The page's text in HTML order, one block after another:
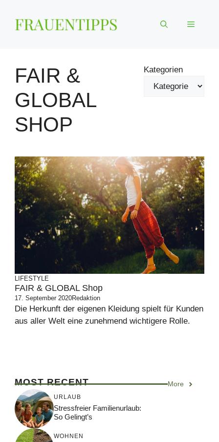
Inhalt
springen
Menü
FAIR &
GLOBAL
SHOP
Kategorien
LIFESTYLE
FAIR & GLOBAL Shop
17. September 2020Redaktion
Die Herkunft der eigenen Kleidung spielt für Kunden
aus aller Welt eine zunehmend wichtigere Rolle.
MOST RECENT More
URLAUB
Stressfreier Familienurlaub:
So Gelingt’s
WOHNEN